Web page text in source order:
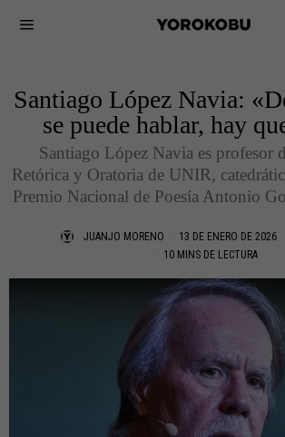
Santiago López Navia:
se puede hablar, hay
Santiago López Navia es profesor
Retórica y Oratoria de UNIR,
Premio Nacional de Poesía Antonio
JUANJO MORENO 13 DE ENERO DE 2026
10 MINS DE LECTURA